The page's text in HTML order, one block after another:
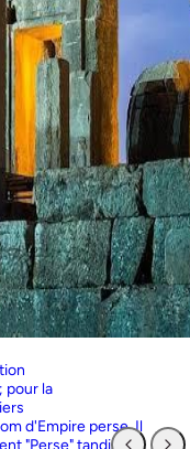
conscients de leur particularit&eacute;. L'une des cons&eacute;quences de l'effet de carrefour est le fait que l'Iran est maintenant peupl&eacute; d&rsquo;une vari&eacute;t&eacute; de communaut&eacute;s ethniques et linguistiques incluant ceux dont la langue maternelle est le persan, ainsi que les Kurdes, les Turcs, les Arabes, les Baloutches, etc. On rencontre les Turcophones dans la r&eacute;gion Nord-ouest de l'Azerba&iuml;djan, aujourd'hui divis&eacute;e en plusieurs provinces, &agrave; la fronti&egrave;re de la Turquie et du Caucase. D'autres peuples turcophones, comme les Turkm&egrave;nes du Centre-nord-est et les tribus turcophones comm